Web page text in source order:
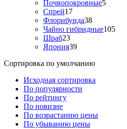
товара
Почвопокровные55
Спрей1717
товаров
Флорибунда3838
товаров
Чайно гибридные105105
Шраб2323
товара
Япония3939
Сортировка по умолчанию
Исходная сортировка
По популярности
По рейтингу
По новизне
По возрастанию цены
По убыванию цены